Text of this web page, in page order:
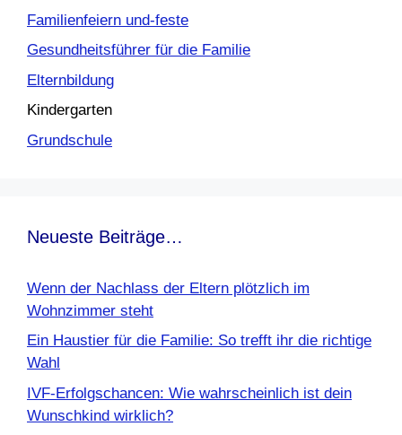
Familienfeiern und-feste
Gesundheitsführer für die Familie
Elternbildung
Kindergarten
Grundschule
Neueste Beiträge…
Wenn der Nachlass der Eltern plötzlich im
Wohnzimmer steht
Ein Haustier für die Familie: So trefft ihr die richtige
Wahl
IVF-Erfolgschancen: Wie wahrscheinlich ist dein
Wunschkind wirklich?